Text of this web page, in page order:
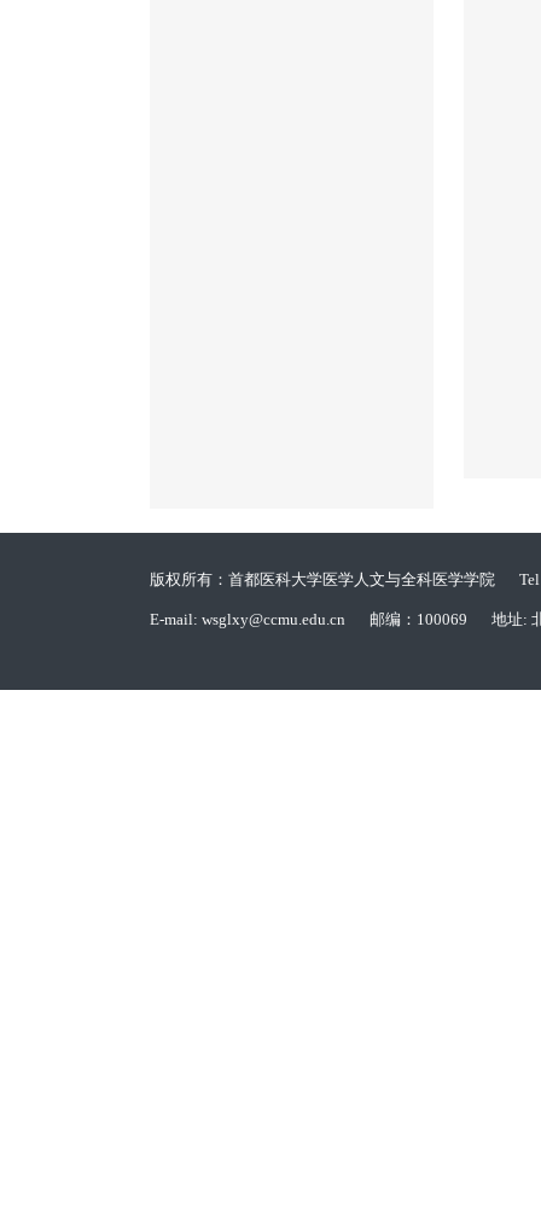
版权所有：首都医科大学医学人文与全科医学学院
E-mail: wsglxy@ccmu.edu.cn 邮编：100069 地址: